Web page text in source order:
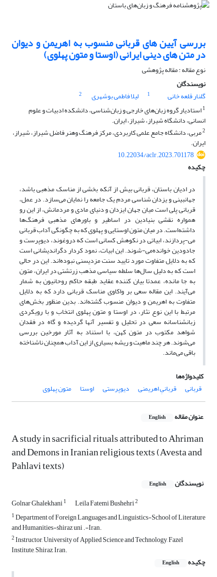
بررسی آیین های قربانی منسوب به اهریمن و دیوان
در متن های دینی ایرانی (اوستا و متون پهلوی)
نوع مقاله : مقاله پژوهشی
نویسندگان
گلنار قلعه خانی
1 لیلا فاطمی بوشهری
2
1استادیار گروه زبان‌های خارجی و زبان‌شناسی، دانشکده ادبیات و علوم
انسانی، دانشگاه شیراز، شیراز، ایران.
2مربی، دانشگاه جامع علمی کاربردی، مرکز فرهنگ وهنر فاضل شیراز، شیراز،
ایران.
10.22034/aclr.2023.701178
چکیده
در ادیان باستان، قربانی بیش از آنکه بخشی از مناسک مذهبی باشد،
جهانبینی و یزدان شناسی مردم یک جامعه را نمایان می‌سازد. در عمل،
قربانی پلی است میان جهان ایزدان و دنیای مادی و مردمانش، از این‌ رو
همواره نقشی بنیادین در اساطیر و باورهای مذهبی فرهنگ‌ها
داشته‌است. در میان متون اوستایی و پهلوی که به چگونگی آداب قربانی
می-پردازند، ابیاتی در نکوهش کسانی است که دروغوند، دیوپرست و
جادودین خوانده‌می-شوند. این ابیات، نمود کردار دگراندیشانی است
که به دلایل متفاوت مورد تایید سنت مزدیسنی نبوده‌اند. این در حالی
است که به دلیل سال‌ها سلطه سیاسی مذهب زرتشتی در ایران، متون
به جا مانده، عمدتا بیان کننده عقاید طبقه حاکم روحانیون به شمار
می‌آیند. این مقاله سعی بر واکاوی مناسک قربانی دارد که به دلایل
متفاوت به اهریمن و دیوان منسوب گشته‌اند. بدین منظور بخش‌های
مرتبط با این نوع نثار، در اوستا و متون پهلوی انتخاب و با رویکردی
زبانشناسانه سعی در تحلیل و تفسیر آنها گردیده و گاه در فقدان
شواهد مکتوب در متون کهن، با استناد به آثار مورخین بررسی
می‌شوند. هر چند ماهیت و ریشه بسیاری از این آداب همچنان ناشناخته
باقی‌ می‌ماند.
کلیدواژه‌ها
قربانی
قربانیِ اهریمنی دیوپرستی اوستا متون پهلوی
عنوان مقاله English
A study in sacrificial rituals attributed to Ahriman
and Demons in Iranian religious texts (Avesta and
Pahlavi texts)
نویسندگان English
Golnar Ghalekhani1 Leila Fatemi Bushehri2
1Department of Foreign Languages and Linguistics-School of Literature
and Humanities-shiraz uni .-Iran.
2Instructor, University of Applied Science and Technology, Fazel
Institute, Shiraz, Iran.
چکیده
English